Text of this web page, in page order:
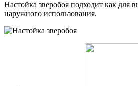
Настойка зверобоя подходит как для
наружного использования.